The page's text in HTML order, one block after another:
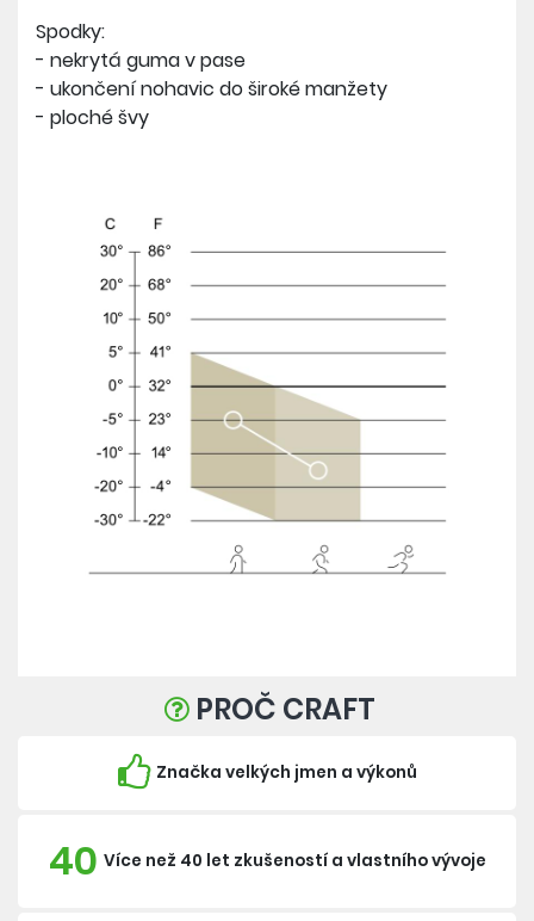
Spodky:
- nekrytá guma v pase
- ukončení nohavic do široké manžety
- ploché švy
PROČ CRAFT
Značka velkých jmen a výkonů
40 Více než 40 let zkušeností a vlastního vývoje